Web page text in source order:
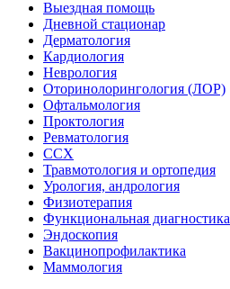
Выездная помощь
Дневной стационар
Дерматология
Кардиология
Неврология
Оторинолорингология (ЛОР)
Офтальмология
Проктология
Ревматология
ССХ
Травмотология и ортопедия
Урология, андрология
Физиотерапия
Функциональная диагностика
Эндоскопия
Вакцинопрофилактика
Маммология